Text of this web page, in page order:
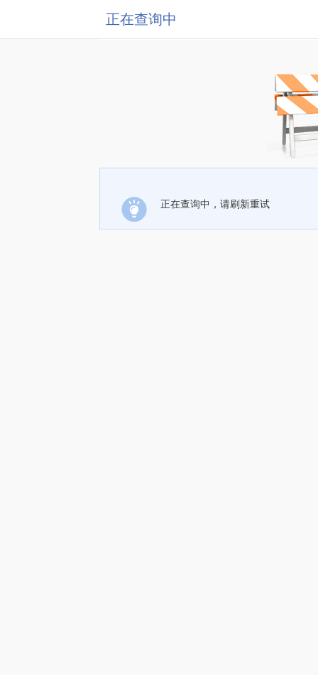
正在查询中
正在查询中，请刷新重试